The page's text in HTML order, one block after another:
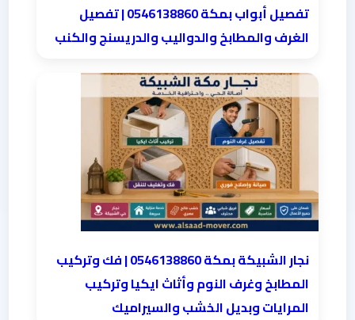
تفصيل أبواب بمكة 0546138860 | تفصيل
الغرف والمطابخ والدواليب والدريسنج والكنب
نجار الشبيكة بمكة 0546138860⁩ | فك وتركيب
المطابخ وغرف النوم وأثاث ايكيا وتركيب
المرايات وبديل الخشب والسيراميك